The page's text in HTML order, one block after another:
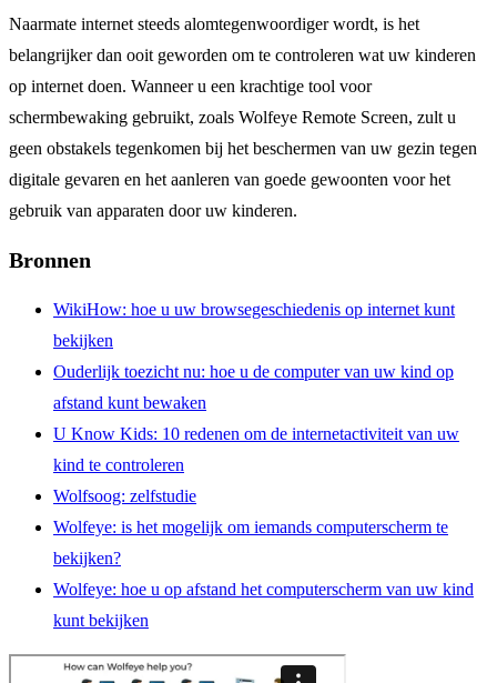
Naarmate internet steeds alomtegenwoordiger wordt, is het
belangrijker dan ooit geworden om te controleren wat uw kinderen
op internet doen. Wanneer u een krachtige tool voor
schermbewaking gebruikt, zoals Wolfeye Remote Screen, zult u
geen obstakels tegenkomen bij het beschermen van uw gezin tegen
digitale gevaren en het aanleren van goede gewoonten voor het
gebruik van apparaten door uw kinderen.
Bronnen
WikiHow: hoe u uw browsegeschiedenis op internet kunt
bekijken
Ouderlijk toezicht nu: hoe u de computer van uw kind op
afstand kunt bewaken
U Know Kids: 10 redenen om de internetactiviteit van uw
kind te controleren
Wolfsoog: zelfstudie
Wolfeye: is het mogelijk om iemands computerscherm te
bekijken?
Wolfeye: hoe u op afstand het computerscherm van uw kind
kunt bekijken